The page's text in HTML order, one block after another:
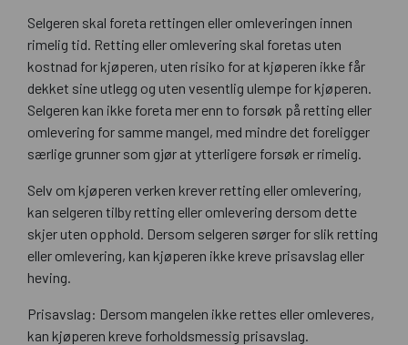
Selgeren skal foreta rettingen eller omleveringen innen
rimelig tid. Retting eller omlevering skal foretas uten
kostnad for kjøperen, uten risiko for at kjøperen ikke får
dekket sine utlegg og uten vesentlig ulempe for kjøperen.
Selgeren kan ikke foreta mer enn to forsøk på retting eller
omlevering for samme mangel, med mindre det foreligger
særlige grunner som gjør at ytterligere forsøk er rimelig.
Selv om kjøperen verken krever retting eller omlevering,
kan selgeren tilby retting eller omlevering dersom dette
skjer uten opphold. Dersom selgeren sørger for slik retting
eller omlevering, kan kjøperen ikke kreve prisavslag eller
heving.
Prisavslag: Dersom mangelen ikke rettes eller omleveres,
kan kjøperen kreve forholdsmessig prisavslag.